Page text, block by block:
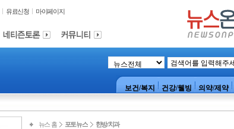
유료신청 마이페이지
보건/복지 건강/웰빙 의약/제약
뉴스 홈 포토뉴스 한방/치과